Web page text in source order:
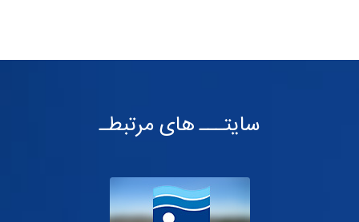
سایتـــ های مرتبطـ